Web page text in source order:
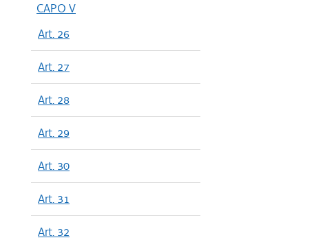
CAPO V
Art. 26
Art. 27
Art. 28
Art. 29
Art. 30
Art. 31
Art. 32